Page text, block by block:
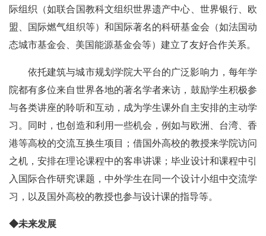
际组织（如联合国教科文组织世界遗产中心、世界银行、欧
盟、国际燃气组织等）和国际著名的科研基金会（如法国动
态城市基金会、美国能源基金会等）建立了友好合作关系。
依托建筑与城市规划学院大平台的广泛影响力，每年学
院都有多位来自世界各地的著名学者来访，鼓励学生积极参
与各类讲座的聆听和互动，成为学生课外自主安排的主动学
习。同时，也创造和利用一些机会，例如与欧洲、台湾、香
港等高校的交流互换生项目；借国外高校的教授来学院访问
之机，安排在理论课程中的客串讲课；毕业设计和课程中引
入国际合作研究课题，中外学生在同一个设计小组中交流学
习，以及国外高校的教授也参与设计课的指导等。
◆未来发展